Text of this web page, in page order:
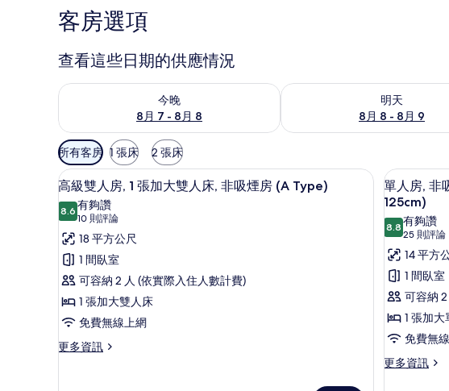
客房選項
查看這些日期的供應情況
今晚
8月 7 - 8月 8
查看今晚 (8月 7 - 8月 8) 的供應情況
明天
8月 8 - 8月 9
查看明天 (8月 8 - 8月 9) 的供
可
用
的
客
房
篩
選
條
件
所有客房 1 張床 2 張床
顯
示
高
級
雙
人
房,
1
張
8
高級雙人房, 1 張加大雙人床, 非吸煙房 (A Type)
8.68.6 分，滿分 10 分
有夠讚
10 則評論
(10
則
評
論)
18 平方公尺
1 間臥室
可容納 2 人 (依實際入住人數計費)
1 張加大雙人床
免費無線上網
更多資訊
更
顯
示
單
人
房,
非
吸
煙
房
(Large
9
單人房,
125cm)
8.88.8 分，滿分
有夠讚
25 則評論
(25
則
評
論)
14 平方
1 間臥室
可容納
1 張加
免費無
更多資訊
更